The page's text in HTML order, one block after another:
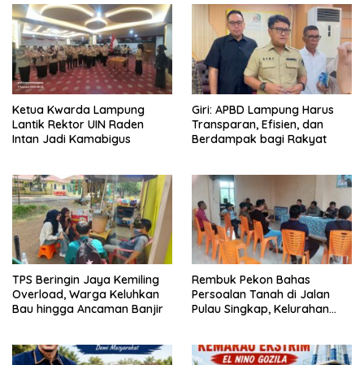
Ketua Kwarda Lampung
Lantik Rektor UIN Raden
Intan Jadi Kamabigus
Giri: APBD Lampung Harus
Transparan, Efisien, dan
Berdampak bagi Rakyat
TPS Beringin Jaya Kemiling
Overload, Warga Keluhkan
Bau hingga Ancaman Banjir
Rembuk Pekon Bahas
Persoalan Tanah di Jalan
Pulau Singkap, Kelurahan